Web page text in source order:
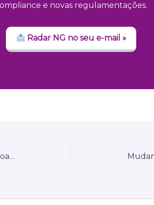
e novas regulamentações.
Radar NG no seu e-mail »
MEIs terão que emitir nota fiscal para pessoas físicas a partir de 2027